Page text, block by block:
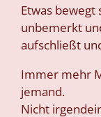
Etwas bewegt
unbemerkt
aufschließt
Immer mehr
jemand.
Nicht